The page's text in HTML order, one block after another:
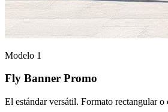
Modelo 1
Fly Banner Promo
El estándar versátil. Formato rectangular